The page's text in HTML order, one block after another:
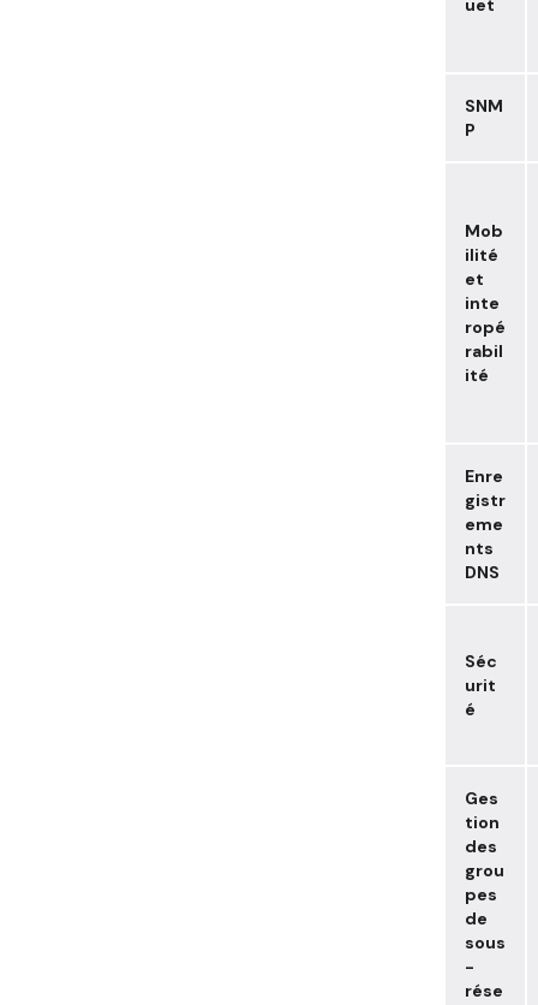
uet
SNM
P
Mob
ilité
et
inte
ropé
rabil
ité
Enre
gistr
eme
nts
DNS
Séc
urit
é
Ges
tion
des
grou
pes
de
sous
-
rése